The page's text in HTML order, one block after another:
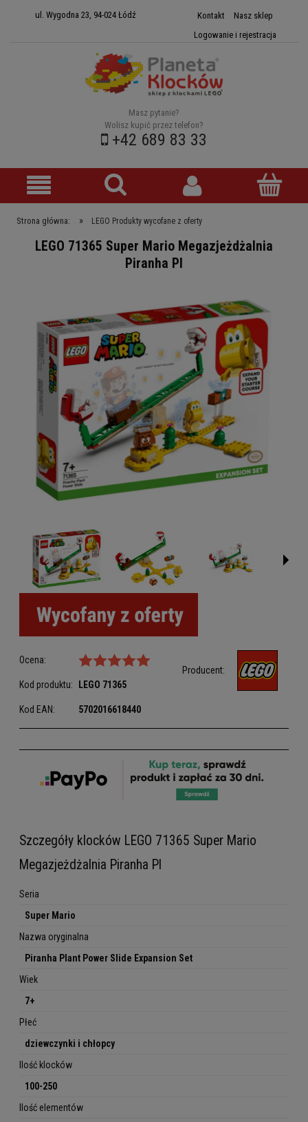
ul. Wygodna 23, 94-024 Łódź Kontakt
Nasz sklep
Logowanie i rejestracja
Masz pytanie?
Wolisz kupić przez telefon?
+42 689 83 33
Strona główna: » LEGO Produkty wycofane z oferty
LEGO 71365 Super Mario Megazjeżdżalnia
Piranha Pl
Ocena:
Kod produktu: LEGO 71365
Kod EAN: 5702016618440
Producent:
Szczegóły klocków LEGO 71365 Super Mario
Megazjeżdżalnia Piranha Pl
Seria
Super Mario
Nazwa oryginalna
Piranha Plant Power Slide Expansion Set
Wiek
7+
Płeć
dziewczynki i chłopcy
Ilość klocków
100-250
Ilość elementów